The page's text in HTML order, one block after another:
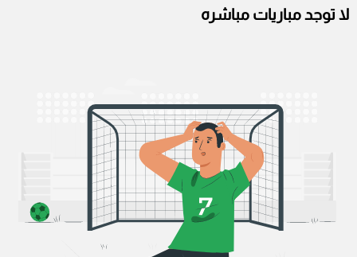
لا توجد مباريات مباشره